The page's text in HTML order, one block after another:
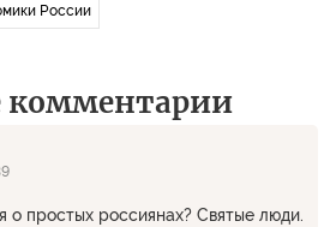
России
комментарии
о простых россиянах? Святые люди.